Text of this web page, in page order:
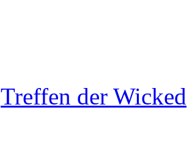
Treffen der Wicked